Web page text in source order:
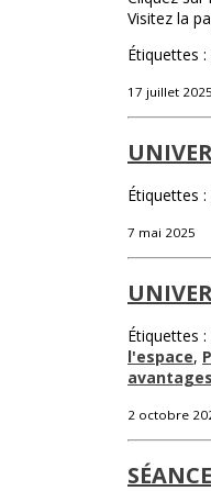
Visitez la
Étiquettes :
17 juillet 2025
Étiquettes :
7 mai 2025
Étiquettes :
l'espace,
2 octobre